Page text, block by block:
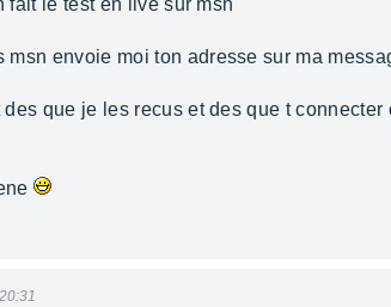
fait le test en live sur msn
msn envoie moi ton adresse sur ma
des que je les recus et des que t connecter